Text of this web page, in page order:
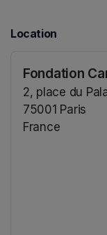
Location
Fondation
2, place du
75001 Paris
France